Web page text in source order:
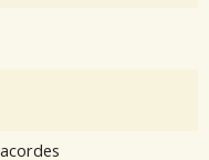
acordes